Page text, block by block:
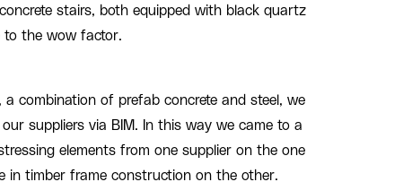
stairs, both equipped with black quartz
to the wow factor.
a combination of prefab concrete and steel, we
suppliers via BIM. In this way we came to a
elements from one supplier on the one
in timber frame construction on the other.